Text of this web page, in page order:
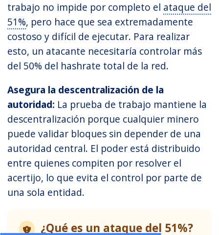
trabajo no impide por completo el ataque del
51%, pero hace que sea extremadamente
costoso y difícil de ejecutar. Para realizar
esto, un atacante necesitaría controlar más
del 50% del hashrate total de la red.
Asegura la descentralización de la
autoridad: La prueba de trabajo mantiene la
descentralización porque cualquier minero
puede validar bloques sin depender de una
autoridad central. El poder está distribuido
entre quienes compiten por resolver el
acertijo, lo que evita el control por parte de
una sola entidad.
¿Qué es un ataque del 51%?